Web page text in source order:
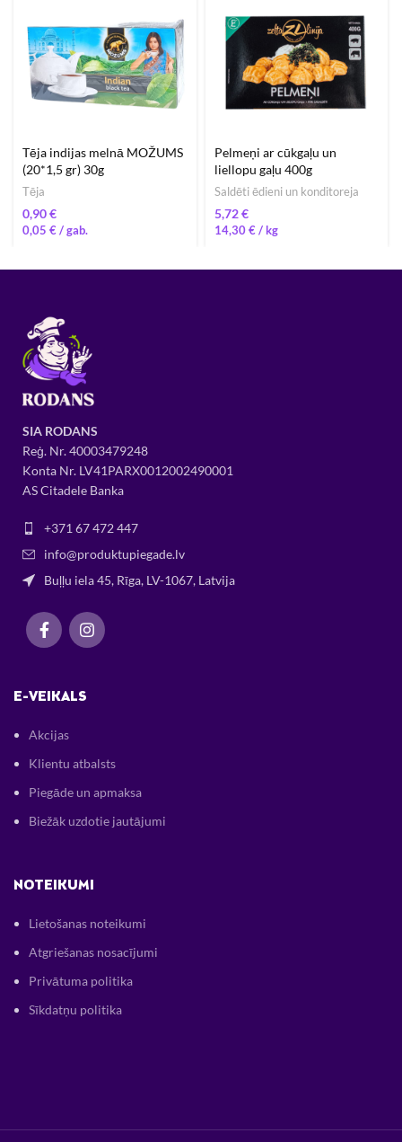
Tēja indijas melnā MOŽUMS
(20*1,5 gr) 30g
Tēja
€
0,05 €
Pelmeņi ar cūkgaļu un
liellopu gaļu 400g
Saldēti ēdieni un konditoreja
€
14,30€ /
SIA RODANS
Reģ. Nr.40003479248
Konta Nr. LV41PARX0012002490001
AS Citadele Banka
+371 67 472 447
info@produktupiegade.lv
Buļļu iela 45, Rīga, LV-1067, Latvija
E-VEIKALS
Akcijas
Klientu atbalsts
Piegāde un apmaksa
Biežāk uzdotie jautājumi
NOTEIKUMI
Lietošanas noteikumi
Atgriešanas nosacījumi
Privātuma politika
Sīkdatņu politika